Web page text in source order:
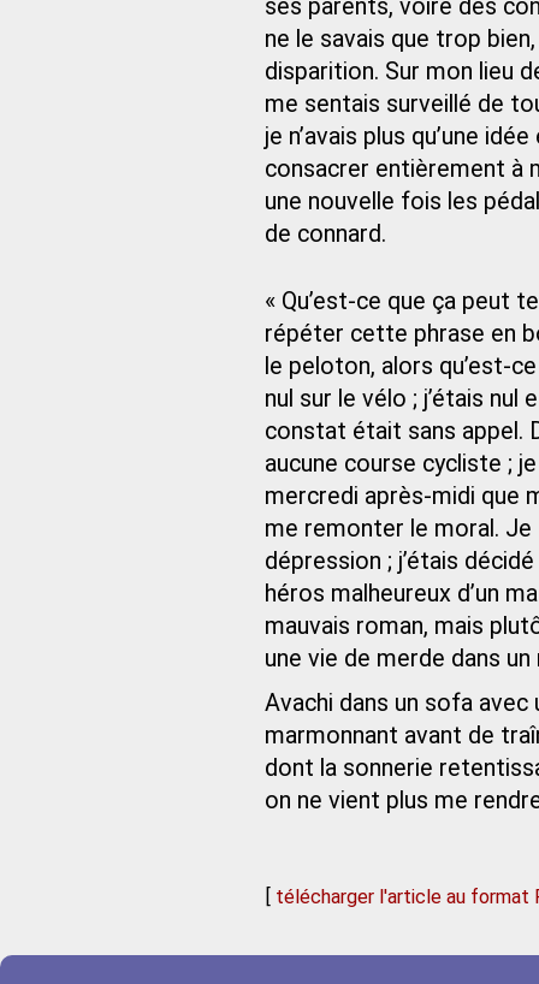
ses parents, voire des
ne le savais que trop
disparition. Sur mon lieu
me sentais surveillé de
je n’avais plus qu’une
consacrer entièrement à
une nouvelle fois les
de connard.
« Qu’est-ce que ça peut
répéter cette phrase en
le peloton, alors qu’est-
nul sur le vélo ; j’étais
constat était sans appel.
aucune course cycliste ;
mercredi après‑midi que
me remonter le moral. Je
dépression ; j’étais
héros malheureux d’un
mauvais roman, mais
une vie de merde dans
Avachi dans un sofa
marmonnant avant de
dont la sonnerie
on ne vient plus me
[ télécharger l'article au format